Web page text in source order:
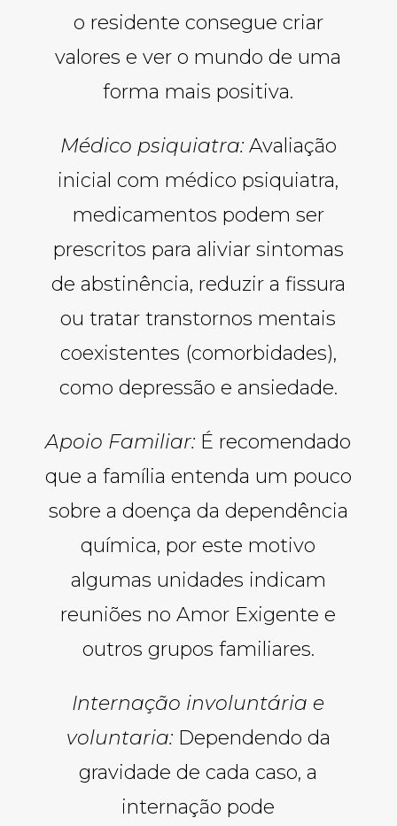
o residente consegue criar
valores e ver o mundo de uma
forma mais positiva.
Médico psiquiatra:Avaliação
inicial com médico psiquiatra,
medicamentos podem ser
prescritos para aliviar sintomas
de abstinência, reduzir a fissura
ou tratar transtornos mentais
coexistentes (comorbidades),
como depressão e ansiedade.
Apoio Familiar: É recomendado
que a família entenda um pouco
sobre a doença da dependência
química, por este motivo
algumas unidades indicam
reuniões no Amor Exigente e
outros grupos familiares.
Internação involuntária e
voluntaria:Dependendo da
gravidade de cada caso, a
internação pode